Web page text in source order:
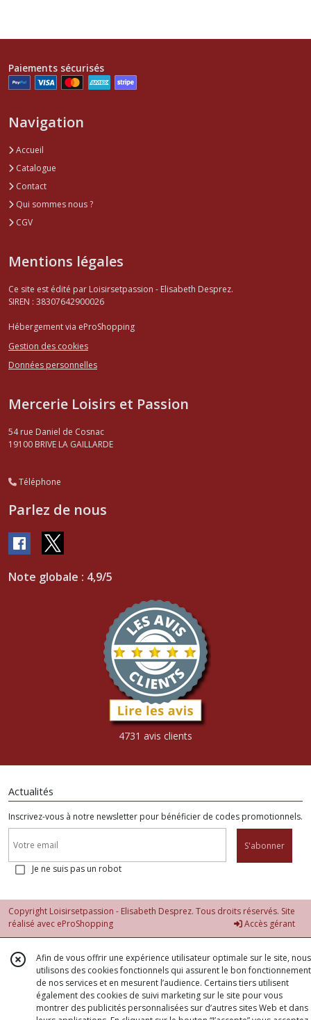
Paiements sécurisés
Navigation
Accueil
Catalogue
Contact
Qui sommes nous ?
CGV
Mentions légales
Ce site est édité par Loisirsetpassion - Elisabeth Desprez.
SIREN : 38307642900026
Hébergement via eProShopping
Gestion des cookies
Données personnelles
Mercerie Loisirs et Passion
54 rue Daniel de Cosnac
19100 BRIVE LA GAILLARDE
Téléphone
Parlez de nous
Note globale : 4,9/5
4731 avis clients
Actualités
Inscrivez-vous à notre newsletter pour bénéficier de codes promotionnels.
S'abonner
Je ne suis pas un robot
Copyright Loisirsetpassion - Elisabeth Desprez. Tous droits réservés. Site
réalisé avec eProShopping Accès gérant
Afin de vous offrir une expérience utilisateur optimale sur le site, nous
utilisons des cookies fonctionnels qui assurent le bon fonctionnement
de nos services et en mesurent l’audience. Certains tiers utilisent
également des cookies de suivi marketing sur le site pour vous
montrer des publicités personnalisées sur d’autres sites Web et dans